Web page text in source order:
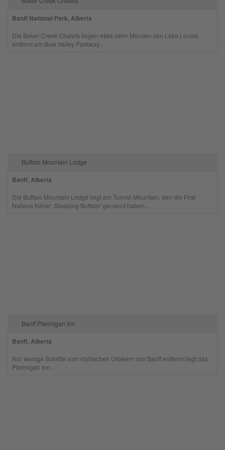
Banff National Park, Alberta
Die Baker Creek Chalets liegen etwa zehn Minuten von Lake Louise
entfernt am Bow Valley Parkway...
Buffalo Mountain Lodge
Banff, Alberta
Die Buffalo Mountain Lodge liegt am Tunnel Mountain, den die First
Nations früher „Sleeping Buffalo“ genannt haben...
Banff Ptarmigan Inn
Banff, Alberta
Nur wenige Schritte vom idyllischen Ortskern von Banff entfernt liegt das
Ptarmigan Inn...